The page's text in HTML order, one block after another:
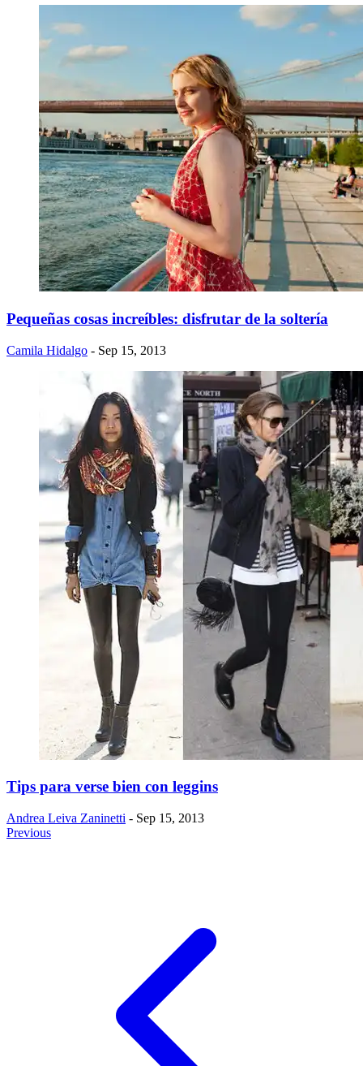
Pequeñas cosas increíbles: disfrutar de la soltería
Camila Hidalgo - Sep 15, 2013
Tips para verse bien con leggins
Andrea Leiva Zaninetti - Sep 15, 2013
Previous